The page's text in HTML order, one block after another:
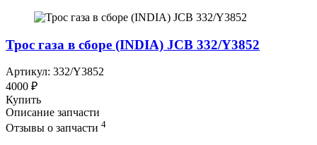
Трос газа в сборе (INDIA) JCB 332/Y3852
Артикул: 332/Y3852
4000 ₽
Купить
Описание запчасти
Отзывы о запчасти 4